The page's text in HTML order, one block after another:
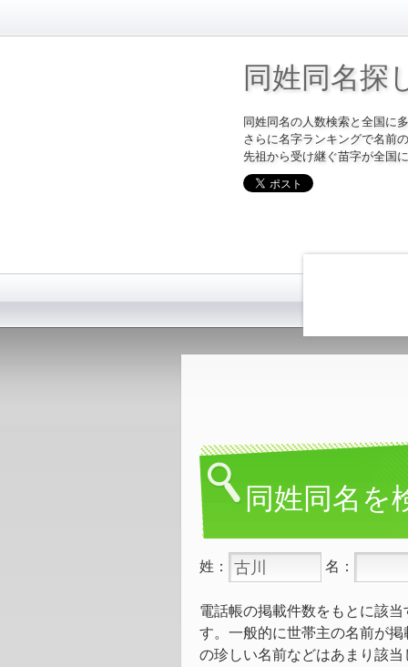
同姓同名探
同姓同名の人数検索と全国に
さらに名字ランキングで名前
先祖から受け継ぐ苗字が全国
同姓同名を
姓： 名：
電話帳の掲載件数をもとに該
す。一般的に世帯主の名前が
の珍しい名前などはあまり該